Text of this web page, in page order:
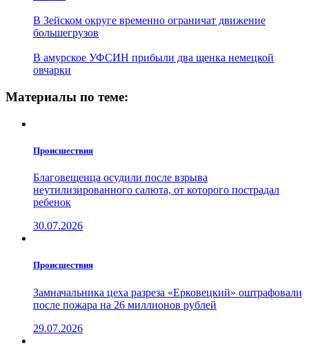
В Зейском округе временно ограничат движение
большегрузов
В амурское УФСИН прибыли два щенка немецкой
овчарки
Материалы по теме:
Проиcшествия
Благовещенца осудили после взрыва
неутилизированного салюта, от которого пострадал
ребенок
30.07.2026
Проиcшествия
Замначальника цеха разреза «Ерковецкий» оштрафовали
после пожара на 26 миллионов рублей
29.07.2026